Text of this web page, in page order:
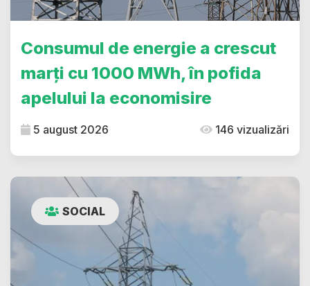
Consumul de energie a crescut
marți cu 1000 MWh, în pofida
apelului la economisire
5 august 2026 146 vizualizări
SOCIAL